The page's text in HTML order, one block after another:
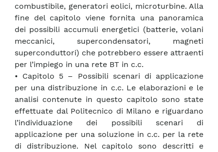
combustibile, generatori eolici, microturbine. Alla
fine del capitolo viene fornita una panoramica
dei possibili accumuli energetici (batterie, volani
meccanici, supercondensatori, magneti
superconduttori) che potrebbero essere attraenti
per l’impiego in una rete BT in c.c.
• Capitolo 5 – Possibili scenari di applicazione
per una distribuzione in c.c. Le elaborazioni e le
analisi contenute in questo capitolo sono state
effettuate dal Politecnico di Milano e riguardano
l’individuazione dei possibili scenari di
applicazione per una soluzione in c.c. per la rete
di distribuzione. Nel capitolo sono descritti e